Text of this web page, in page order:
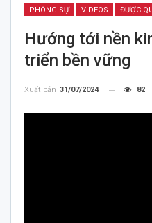
PHÓNG SỰ VIDEOS ĐƯỢC
Hướng tới nền
triển bền vững
Xuất bản 31/07/2024 82